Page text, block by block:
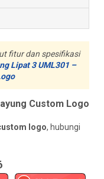
fitur dan spesifikasi
Lipat 3 UML301 –
Custom Logo
logo, hubungi